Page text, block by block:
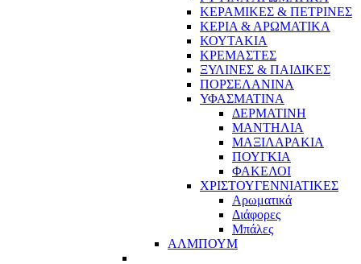
ΚΕΡΑΜΙΚΕΣ & ΠΕΤΡΙΝΕΣ
ΚΕΡΙΑ & ΑΡΩΜΑΤΙΚΑ
ΚΟΥΤΑΚΙΑ
ΚΡΕΜΑΣΤΕΣ
ΞΥΛΙΝΕΣ & ΠΑΙΔΙΚΕΣ
ΠΟΡΣΕΛΑΝΙΝΑ
ΥΦΑΣΜΑΤΙΝA
ΔΕΡΜΑΤΙΝΗ
ΜΑΝΤΗΛΙΑ
ΜΑΞΙΛΑΡΑΚΙΑ
ΠΟΥΓΚΙΑ
ΦΑΚΕΛΟΙ
ΧΡΙΣΤΟΥΓΕΝΝΙΑΤΙΚΕΣ
Αρωματικά
Διάφορες
Μπάλες
ΑΛΜΠΟΥΜ